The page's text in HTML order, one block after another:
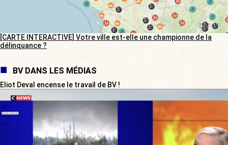
[CARTE INTERACTIVE] Votre ville est-elle une championne de la
délinquance ?
BV DANS LES MÉDIAS
Eliot Deval encense le travail de BV !